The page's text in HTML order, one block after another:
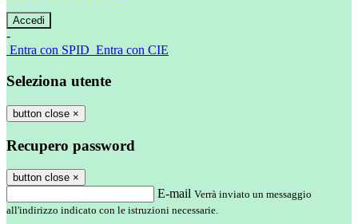
-
Entra con SPID Entra con CIE
Seleziona utente
button close ×
Recupero password
button close ×
E-mail Verrà inviato un messaggio
all'indirizzo indicato con le istruzioni necessarie.